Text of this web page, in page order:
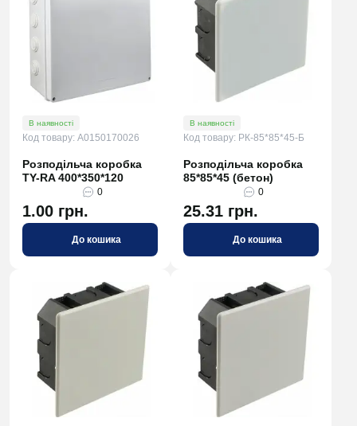
В наявності
Код товару: A0150170026
Розподільча коробка
TY-RA 400*350*120
0
1.00 грн.
До кошика
В наявності
Код товару: РК-85*85*45-Б
Розподільча коробка
85*85*45 (бетон)
0
25.31 грн.
До кошика